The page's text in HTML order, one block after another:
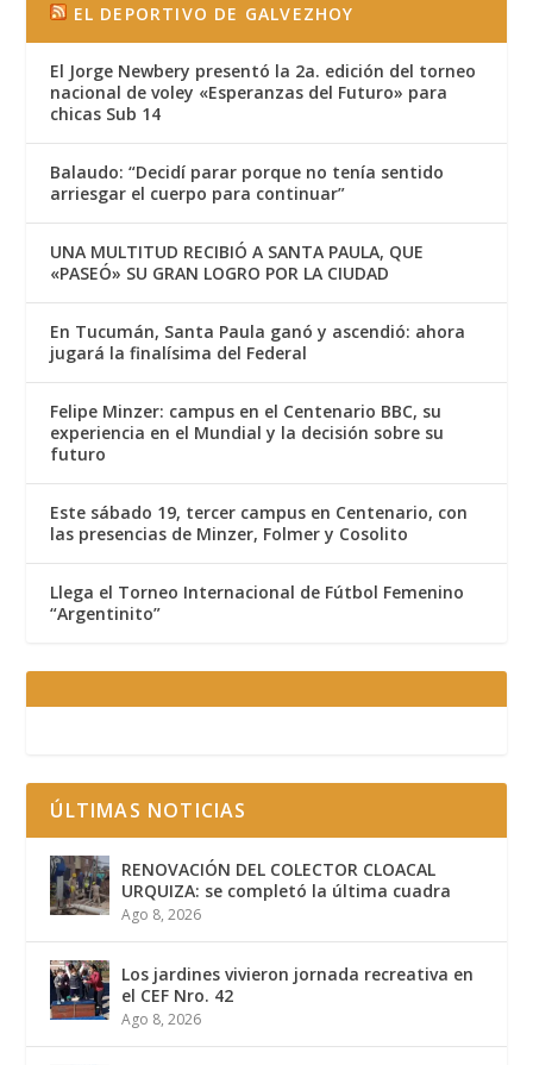
EL DEPORTIVO DE GALVEZHOY
El Jorge Newbery presentó la 2a. edición del torneo
nacional de voley «Esperanzas del Futuro» para
chicas Sub 14
Balaudo: “Decidí parar porque no tenía sentido
arriesgar el cuerpo para continuar”
UNA MULTITUD RECIBIÓ A SANTA PAULA, QUE
«PASEÓ» SU GRAN LOGRO POR LA CIUDAD
En Tucumán, Santa Paula ganó y ascendió: ahora
jugará la finalísima del Federal
Felipe Minzer: campus en el Centenario BBC, su
experiencia en el Mundial y la decisión sobre su
futuro
Este sábado 19, tercer campus en Centenario, con
las presencias de Minzer, Folmer y Cosolito
Llega el Torneo Internacional de Fútbol Femenino
“Argentinito”
ÚLTIMAS NOTICIAS
RENOVACIÓN DEL COLECTOR CLOACAL
URQUIZA: se completó la última cuadra
Ago 8, 2026
Los jardines vivieron jornada recreativa en
el CEF Nro. 42
Ago 8, 2026